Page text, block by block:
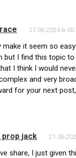
21.06.2024 в
make it seem so
but I find this topic to
I think I would
and very
for your next
prop jack
share, I just given